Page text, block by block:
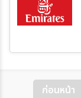
28 ธ.ค. 69 - 04 ม.ค
ก่อนหน้า